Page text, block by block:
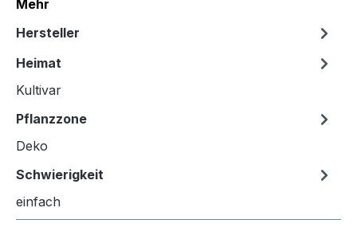
Mehr
Hersteller
Heimat
Kultivar
Pflanzzone
Deko
Schwierigkeit
einfach